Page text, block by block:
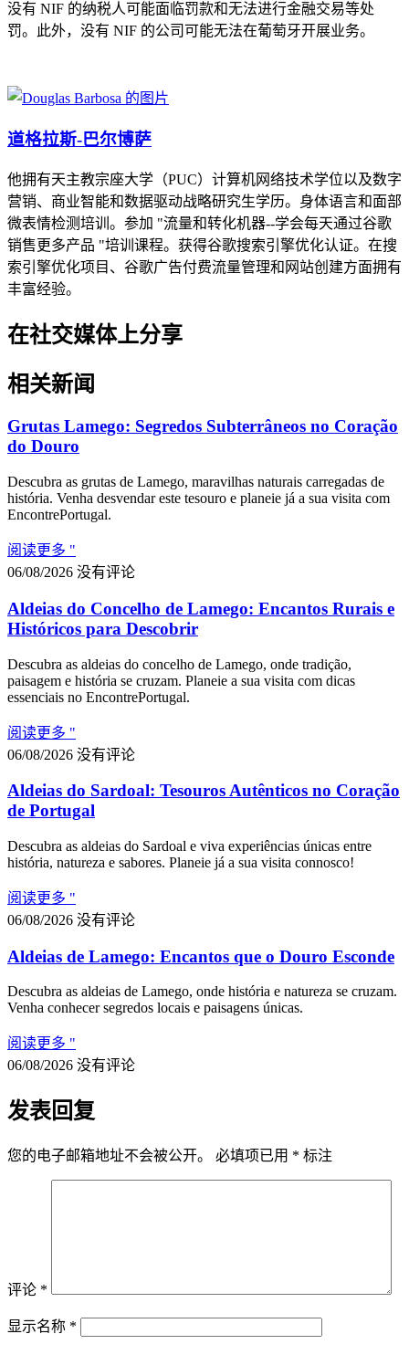
没有 NIF 的纳税人可能面临罚款和无法进行金融交易等处
罚。此外，没有 NIF 的公司可能无法在葡萄牙开展业务。
道格拉斯-巴尔博萨
他拥有天主教宗座大学（PUC）计算机网络技术学位以及数字
营销、商业智能和数据驱动战略研究生学历。身体语言和面部
微表情检测培训。参加 "流量和转化机器--学会每天通过谷歌
销售更多产品 "培训课程。获得谷歌搜索引擎优化认证。在搜
索引擎优化项目、谷歌广告付费流量管理和网站创建方面拥有
丰富经验。
在社交媒体上分享
相关新闻
Grutas Lamego: Segredos Subterrâneos no Coração
do Douro
Descubra as grutas de Lamego, maravilhas naturais carregadas de
história. Venha desvendar este tesouro e planeie já a sua visita com
EncontrePortugal.
阅读更多 "
06/08/2026 没有评论
Aldeias do Concelho de Lamego: Encantos Rurais e
Históricos para Descobrir
Descubra as aldeias do concelho de Lamego, onde tradição,
paisagem e história se cruzam. Planeie a sua visita com dicas
essenciais no EncontrePortugal.
阅读更多 "
06/08/2026 没有评论
Aldeias do Sardoal: Tesouros Autênticos no Coração
de Portugal
Descubra as aldeias do Sardoal e viva experiências únicas entre
história, natureza e sabores. Planeie já a sua visita connosco!
阅读更多 "
06/08/2026 没有评论
Aldeias de Lamego: Encantos que o Douro Esconde
Descubra as aldeias de Lamego, onde história e natureza se cruzam.
Venha conhecer segredos locais e paisagens únicas.
阅读更多 "
06/08/2026 没有评论
发表回复
您的电子邮箱地址不会被公开。 必填项已用 * 标注
评论 *
显示名称 *